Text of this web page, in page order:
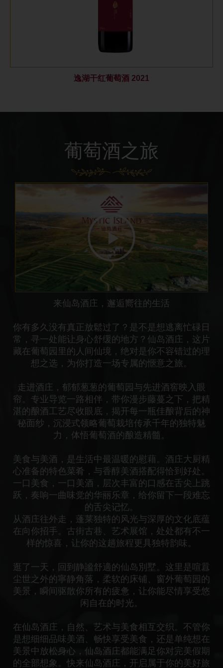
逸湖干红葡萄酒 2021
葡萄酒之旅
来仙岛酒庄，邂逅嚮往的生活
你有多久没有真正放鬆过了？是不是想逃离忙碌日
常，寻一处能让身心舒缓的地方？仙岛酒庄，这片
藏在葡萄园里的人间仙境，绝对是你不容错过的理
想之选，为你打造一场专属的愜意之旅。
走进酒庄，郁郁葱葱的葡萄园与先进酒窖映入眼
帘。专业导览一路相伴，带你漫步藤蔓之下，把精
湛的酿酒工艺尽收眼底，揭开每一瓶佳酿背后的神
秘面纱，沉浸式领略葡萄栽培传承千年的独特魅
力，体悟葡萄酒的酿造精髓。
美食与美酒，是生活中最温暖的慰藉。酒庄大厨精
心准备的特色菜肴，与香醇美酒搭配得恰到好处。
一口美食，一口美酒，层次丰富的口感在舌尖上跳
跃，奏响一曲味觉的华丽乐章，给你留下一段难忘
的舌尖记忆。
从酒庄往外走，蓬莱独特的风光与深厚的文化底蕴
在向你招手。古街古巷、艺术展馆，处处都有不一
样的惊喜，让你的这趟旅程更具独特韵味。
逛了一天，回到静謐舒適的仙岛別墅。这里是喧囂
尘世之外的寧静角落，柔软的床铺、窗外葡萄园的
美景，瞬间驱散你所有的疲惫，让你能尽情享受悠
闲自在的时光。
在仙岛酒庄，自然、艺术与美食相互交织。不管你
是想细细品味美酒、畅快享受美食，还是单纯想在
美景中放松身心，仙岛酒庄都能满足你对完美假期
的全部想象。快来仙岛酒庄，开启属于你的美好旅